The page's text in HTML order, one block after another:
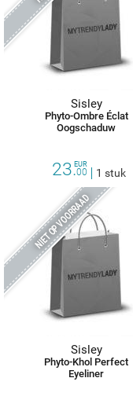
Sisley
Phyto-Ombre Éclat
Oogschaduw
23.00
EUR
1 stuk
NIET OP VOORRAAD
Sisley
Phyto-Khol Perfect
Eyeliner